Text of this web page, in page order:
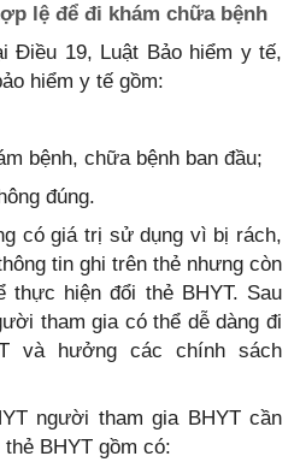
lệ để đi khám chữa bệnh
Điều 19, Luật Bảo hiểm y tế,
hiểm y tế gồm:
bệnh, chữa bệnh ban đầu;
đúng.
có giá trị sử dụng vì bị rách,
tin ghi trên thẻ nhưng còn
hiện đổi thẻ BHYT. Sau
tham gia có thể dễ dàng đi
và hưởng các chính sách
người tham gia BHYT cần
BHYT gồm có: